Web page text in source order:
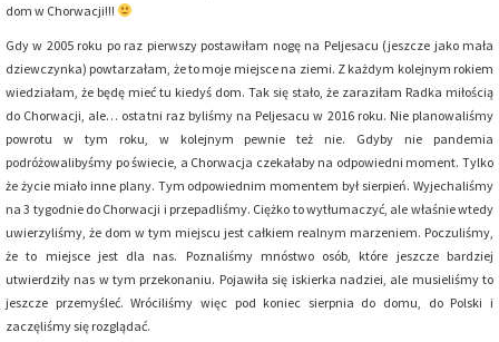
dom w Chorwacji!!!
Gdy w 2005 roku po raz pierwszy postawiłam nogę na Peljesacu (jeszcze jako mała
dziewczynka) powtarzałam, że to moje miejsce na ziemi. Z każdym kolejnym rokiem
wiedziałam, że będę mieć tu kiedyś dom. Tak się stało, że zaraziłam Radka miłością
do Chorwacji, ale… ostatni raz byliśmy na Peljesacu w 2016 roku. Nie planowaliśmy
powrotu w tym roku, w kolejnym pewnie też nie. Gdyby nie pandemia
podróżowalibyśmy po świecie, a Chorwacja czekałaby na odpowiedni moment. Tylko
że życie miało inne plany. Tym odpowiednim momentem był sierpień. Wyjechaliśmy
na 3 tygodnie do Chorwacji i przepadliśmy. Ciężko to wytłumaczyć, ale właśnie wtedy
uwierzyliśmy, że dom w tym miejscu jest całkiem realnym marzeniem. Poczuliśmy,
że to miejsce jest dla nas. Poznaliśmy mnóstwo osób, które jeszcze bardziej
utwierdziły nas w tym przekonaniu. Pojawiła się iskierka nadziei, ale musieliśmy to
jeszcze przemyśleć. Wróciliśmy więc pod koniec sierpnia do domu, do Polski i
zaczęliśmy się rozglądać.